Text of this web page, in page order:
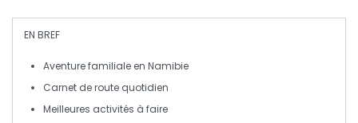
EN BREF
Aventure familiale en Namibie
Carnet de route quotidien
Meilleures activités à faire